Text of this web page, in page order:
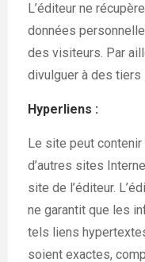
L’éditeur ne
données
des visiteurs. Par
divulguer à des
Hyperliens :
Le site peut
d’autres sites
site de l’éditeur.
ne garantit que les
tels liens
soient exactes,